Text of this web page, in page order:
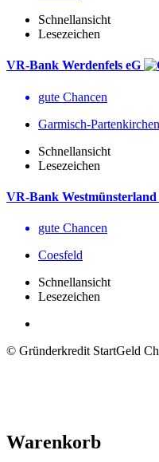
Schnellansicht
Lesezeichen
VR-Bank Werdenfels eG
gute Chancen
Garmisch-Partenkirchen
Schnellansicht
Lesezeichen
VR-Bank Westmünsterland
gute Chancen
Coesfeld
Schnellansicht
Lesezeichen
© Gründerkredit StartGeld
Warenkorb